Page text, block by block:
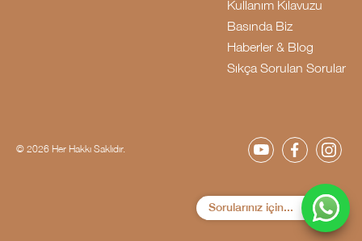
Sorularınız için...
Kullanım Kılavuzu
Basında Biz
Haberler & Blog
Sıkça Sorulan Sorular
© 2026 Her Hakkı Saklıdır.